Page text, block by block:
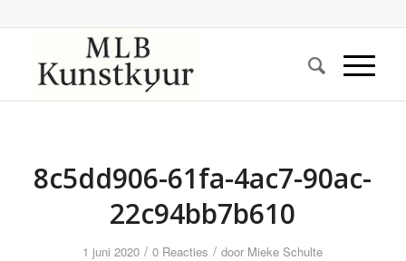
8c5dd906-61fa-4ac7-90ac-
22c94bb7b610
1 juni 2020 / 0 Reacties / door Mieke Schulte